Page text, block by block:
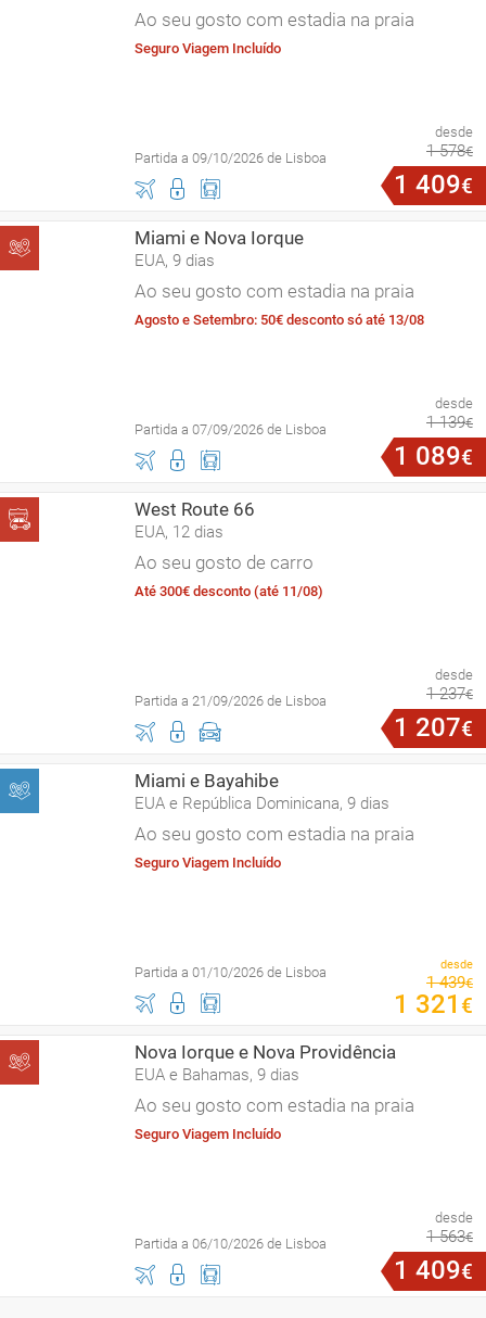
Ao seu gosto com estadia na praia
Seguro Viagem Incluído
Partida a 09/10/2026 de Lisboa
desde
1 578€
1 409€
Miami e Nova Iorque
EUA, 9 dias
Ao seu gosto com estadia na praia
Agosto e Setembro: 50€ desconto só até 13/08
Partida a 07/09/2026 de Lisboa
desde
1 139€
1 089€
West Route 66
EUA, 12 dias
Ao seu gosto de carro
Até 300€ desconto (até 11/08)
Partida a 21/09/2026 de Lisboa
desde
1 237€
1 207€
Miami e Bayahibe
EUA e República Dominicana, 9 dias
Ao seu gosto com estadia na praia
Seguro Viagem Incluído
Partida a 01/10/2026 de Lisboa desde
1 439€
1 321 €
Nova Iorque e Nova Providência
EUA e Bahamas, 9 dias
Ao seu gosto com estadia na praia
Seguro Viagem Incluído
Partida a 06/10/2026 de Lisboa
desde
1 563€
1 409€